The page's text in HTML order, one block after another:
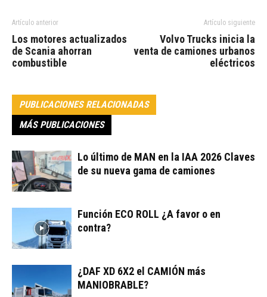
Artículo anterior
Los motores actualizados
de Scania ahorran
combustible
Artículo siguiente
Volvo Trucks inicia la
venta de camiones urbanos
eléctricos
PUBLICACIONES RELACIONADAS
MÁS PUBLICACIONES
Lo último de MAN en la IAA 2026 Claves
de su nueva gama de camiones
Función ECO ROLL ¿A favor o en
contra?
¿DAF XD 6X2 el CAMIÓN más
MANIOBRABLE?